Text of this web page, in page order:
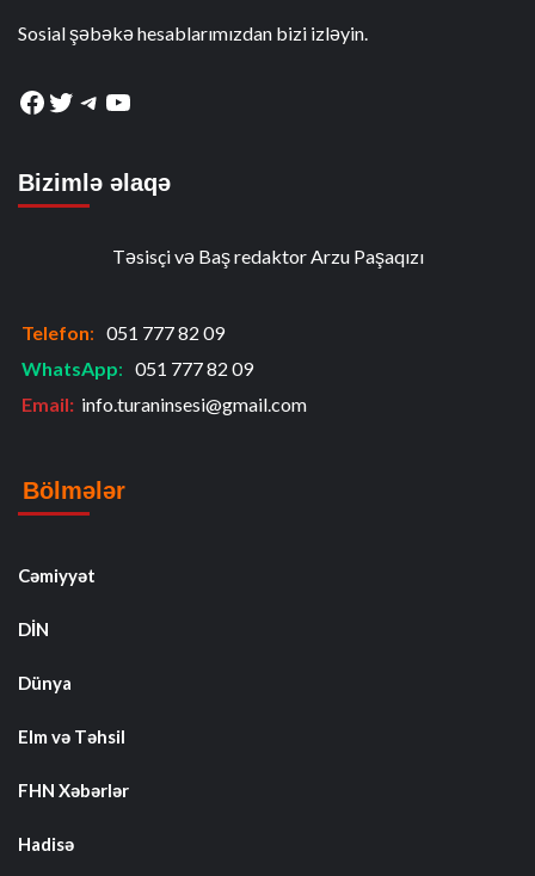
Sosial şəbəkə hesablarımızdan bizi izləyin.
Facebook
Twitter
Telegram
YouTube
Bizimlə əlaqə
Təsisçi və Baş redaktor Arzu Paşaqızı
Telefon: 051 777 82 09
WhatsApp: 051 777 82 09
Email: info.turaninsesi@gmail.com
Bölmələr
Cəmiyyət
DİN
Dünya
Elm və Təhsil
FHN Xəbərlər
Hadisə